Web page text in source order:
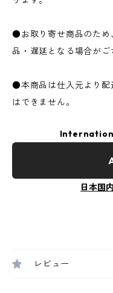
●お取り寄せ商品のため
品・遅延となる場合がご
●本商品は仕入元より配
はできません。
日本国
レビュー